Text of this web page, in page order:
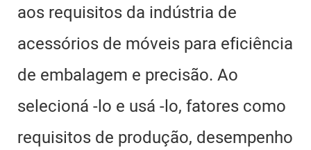
aos requisitos da indústria de
acessórios de móveis para eficiência
de embalagem e precisão. Ao
selecioná -lo e usá -lo, fatores como
requisitos de produção, desempenho